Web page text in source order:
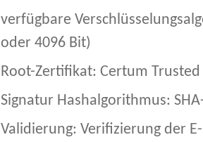
verfügbare
oder 4096 Bit)
Root-Zertifikat: Certum
Signatur Hashalgorithmus:
Validierung: Verifizierung der